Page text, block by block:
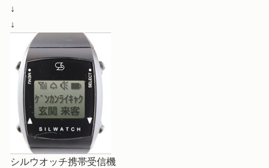
↓
↓
シルウオッチ携帯受信機